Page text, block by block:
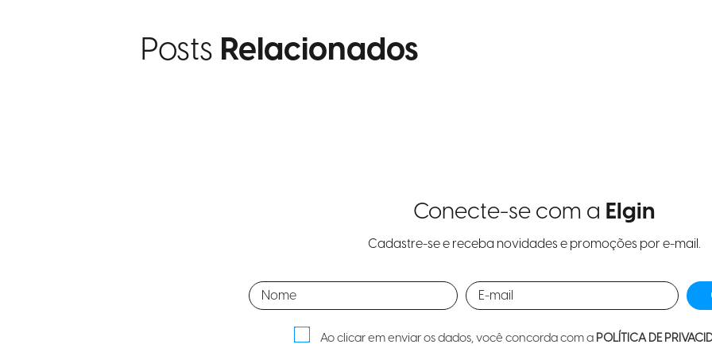
Posts Relacionados
Conecte-se com a Elgin
Cadastre-se e receba novidades e promoções por e-mail.
Ao clicar em enviar os dados, você concorda com aPOLÍTICA DE